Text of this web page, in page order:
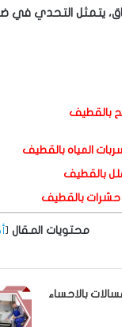
يتمثل التحدي في
بالقطيف
المياه بالقطيف
بالقطيف
بالقطيف
محتويات المقال [
بالاحساء